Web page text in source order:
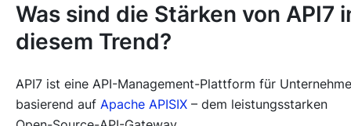
Was sind die Stärken von API7
diesem Trend?
API7 ist eine API-Management-Plattform für
basierend auf Apache APISIX – dem leistungsstarken